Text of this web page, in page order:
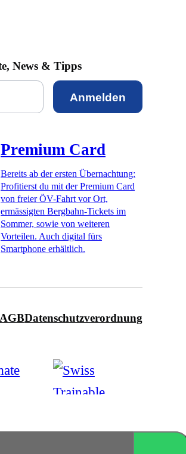
News & Tipps
Anmelden
Premium Card
Bereits ab der ersten Übernachtung:
Profitierst du mit der Premium Card
von freier ÖV-Fahrt vor Ort,
ermässigten Bergbahn-Tickets im
Sommer, sowie von weiteren
Vorteilen. Auch digital fürs
Smartphone erhältlich.
AGBDatenschutzverordnung